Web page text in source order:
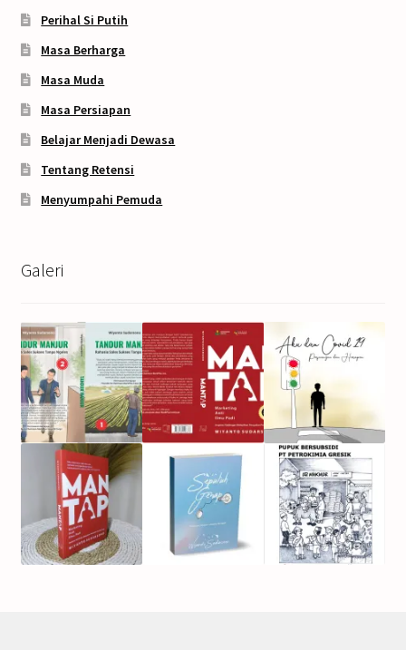
Perihal Si Putih
Masa Berharga
Masa Muda
Masa Persiapan
Belajar Menjadi Dewasa
Tentang Retensi
Menyumpahi Pemuda
Galeri